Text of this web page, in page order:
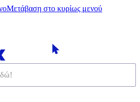
Μετάβαση στο κυρίως μενού